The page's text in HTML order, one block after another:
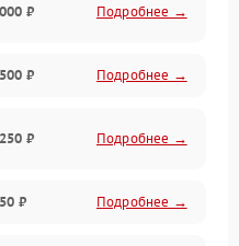
₽ Подробнее →
₽ Подробнее →
₽ Подробнее →
₽ Подробнее →